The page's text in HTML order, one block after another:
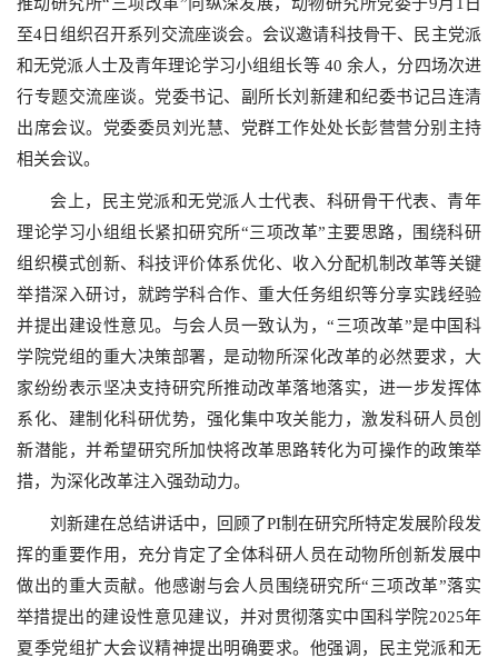
至4日组织召开系列交流座谈会。会议邀请科技骨干、民主党派
和无党派人士及青年理论学习小组组长等 40 余人，分四场次进
行专题交流座谈。党委书记、副所长刘新建和纪委书记吕连清
出席会议。党委委员刘光慧、党群工作处处长彭营营分别主持
相关会议。
会上，民主党派和无党派人士代表、科研骨干代表、青年
理论学习小组组长紧扣研究所“三项改革”主要思路，围绕科研
组织模式创新、科技评价体系优化、收入分配机制改革等关键
举措深入研讨，就跨学科合作、重大任务组织等分享实践经验
并提出建设性意见。与会人员一致认为，“三项改革”是中国科
学院党组的重大决策部署，是动物所深化改革的必然要求，大
家纷纷表示坚决支持研究所推动改革落地落实，进一步发挥体
系化、建制化科研优势，强化集中攻关能力，激发科研人员创
新潜能，并希望研究所加快将改革思路转化为可操作的政策举
措，为深化改革注入强劲动力。
刘新建在总结讲话中，回顾了PI制在研究所特定发展阶段发
挥的重要作用，充分肯定了全体科研人员在动物所创新发展中
做出的重大贡献。他感谢与会人员围绕研究所“三项改革”落实
举措提出的建设性意见建议，并对贯彻落实中国科学院2025年
夏季党组扩大会议精神提出明确要求。他强调，民主党派和无